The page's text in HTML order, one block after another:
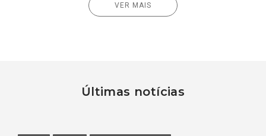
VER MAIS
Últimas notícias